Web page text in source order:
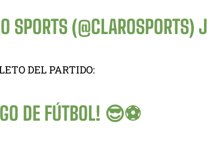
SPORTS (@CLAROSPORTS)
DEL PARTIDO:
DE FÚTBOL! 😎⚽